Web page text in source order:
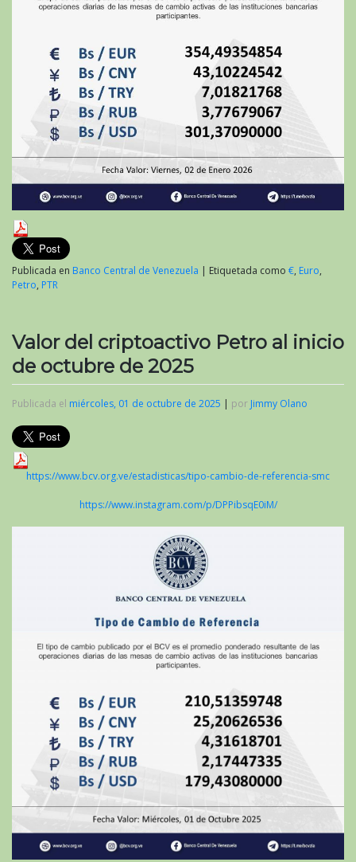
Publicada en Banco Central de Venezuela | Etiquetada como €, Euro,
Petro, PTR
Valor del criptoactivo Petro al inicio
de octubre de 2025
Publicada el miércoles, 01 de octubre de 2025 | por Jimmy Olano
https://www.bcv.org.ve/estadisticas/tipo-cambio-de-referencia-smc
https://www.instagram.com/p/DPPibsqE0iM/